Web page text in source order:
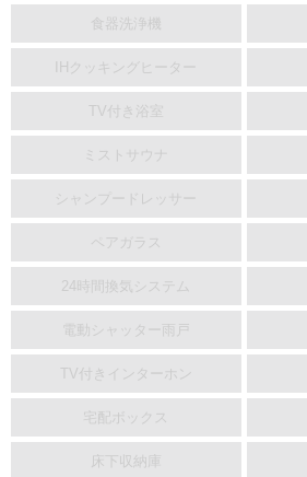
食器洗浄機
IHクッキングヒーター
TV付き浴室
ミストサウナ
シャンプードレッサー
ペアガラス
24時間換気システム
電動シャッター雨戸
TV付きインターホン
宅配ボックス
床下収納庫